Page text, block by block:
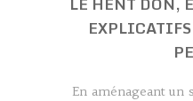
En aménageant un